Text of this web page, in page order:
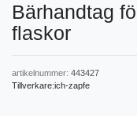
Bärhandtag
flaskor
artikelnummer: 443427
Tillverkare:ich-zapfe